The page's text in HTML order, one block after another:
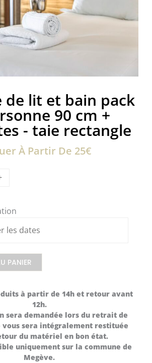
de lit et bain pack
90 cm +
- taie rectangle
À Partir De 25€
PANIER
à partir de 14h et retour avant
12h.
sera demandée lors du retrait de
sera intégralement restituée
du matériel en bon état.
uniquement sur la commune de
Megève.